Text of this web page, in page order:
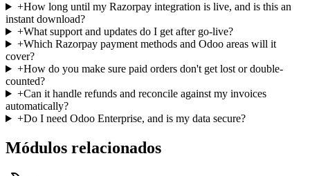
+How long until my Razorpay integration is live, and is this an
instant download?
+What support and updates do I get after go-live?
+Which Razorpay payment methods and Odoo areas will it
cover?
+How do you make sure paid orders don't get lost or double-
counted?
+Can it handle refunds and reconcile against my invoices
automatically?
+Do I need Odoo Enterprise, and is my data secure?
Módulos relacionados